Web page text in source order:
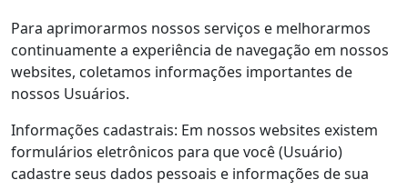
Para aprimorarmos nossos serviços e melhorarmos
continuamente a experiência de navegação em nossos
websites, coletamos informações importantes de
nossos Usuários.
Informações cadastrais: Em nossos websites existem
formulários eletrônicos para que você (Usuário)
cadastre seus dados pessoais e informações de sua